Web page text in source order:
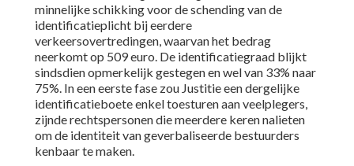
minnelijke schikking voor de schending van de
identificatieplicht bij eerdere
verkeersovertredingen, waarvan het bedrag
neerkomt op 509 euro. De identificatiegraad blijkt
sindsdien opmerkelijk gestegen en wel van 33% naar
75%. In een eerste fase zou Justitie een dergelijke
identificatieboete enkel toesturen aan veelplegers,
zijnde rechtspersonen die meerdere keren nalieten
om de identiteit van geverbaliseerde bestuurders
kenbaar te maken.